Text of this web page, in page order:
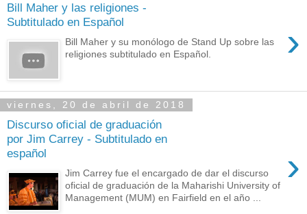
Bill Maher y las religiones -
Subtitulado en Español
›
Bill Maher y su monólogo de Stand Up sobre las
religiones subtitulado en Español.
viernes, 20 de abril de 2018
Discurso oficial de graduación
por Jim Carrey - Subtitulado en
español
›
Jim Carrey fue el encargado de dar el discurso
oficial de graduación de la Maharishi University of
Management (MUM) en Fairfield en el año ...